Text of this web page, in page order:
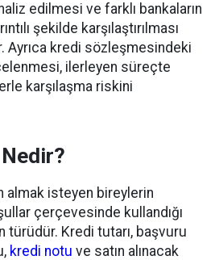
edilmesi ve farklı bankaların
şekilde karşılaştırılması
Ayrıca kredi sözleşmesindeki
ilerleyen süreçte
karşılaşma riskini
almak isteyen bireylerin
çerçevesinde kullandığı
türüdür. Kredi tutarı, başvuru
kredi notu ve satın alınacak